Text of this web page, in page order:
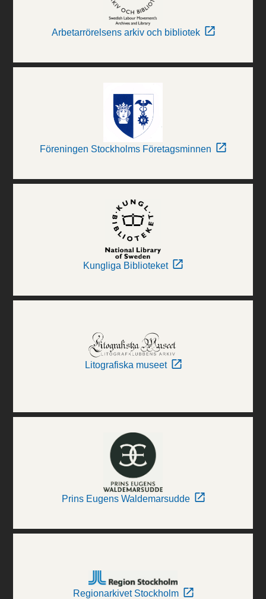
Arbetarrörelsens arkiv och bibliotek
Föreningen Stockholms Företagsminnen
Kungliga Biblioteket
Litografiska museet
Prins Eugens Waldemarsudde
Regionarkivet Stockholm